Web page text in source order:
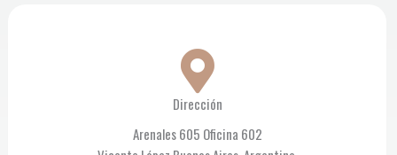
Dirección
Arenales 605 Oficina 602